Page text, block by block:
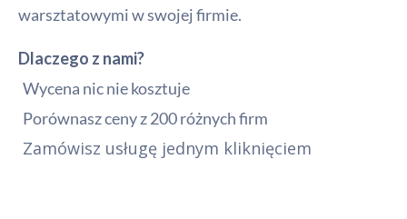
warsztatowymi w swojej firmie.
Dlaczego z nami?
Wycena nic nie kosztuje
Porównasz ceny z 200 różnych firm
Zamówisz usługę jednym kliknięciem